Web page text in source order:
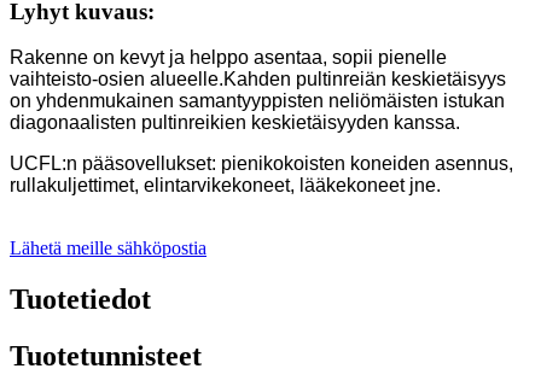
Lyhyt kuvaus:
Rakenne on kevyt ja helppo asentaa, sopii pienelle
vaihteisto-osien alueelle.Kahden pultinreiän keskietäisyys
on yhdenmukainen samantyyppisten neliömäisten istukan
diagonaalisten pultinreikien keskietäisyyden kanssa.
UCFL:n pääsovellukset: pienikokoisten koneiden asennus,
rullakuljettimet, elintarvikekoneet, lääkekoneet jne.
Lähetä meille sähköpostia
Tuotetiedot
Tuotetunnisteet